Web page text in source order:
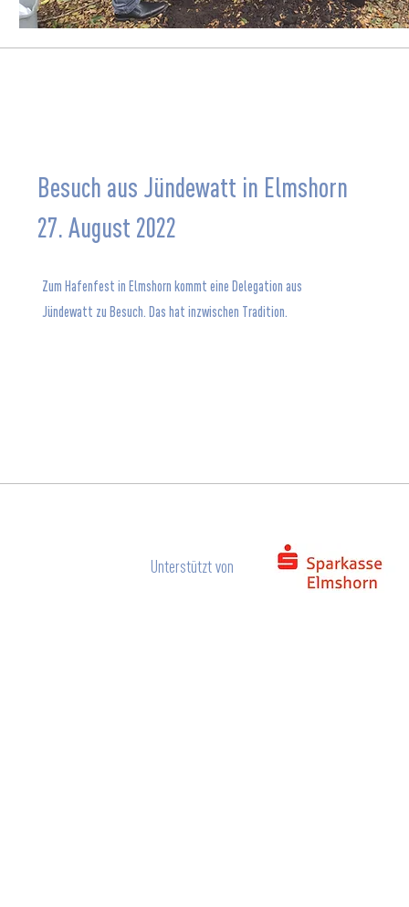
Besuch aus Jündewatt in Elmshorn
27. August 2022
Zum Hafenfest in Elmshorn kommt eine Delegation aus
Jündewatt zu Besuch. Das hat inzwischen Tradition.
Unterstützt von